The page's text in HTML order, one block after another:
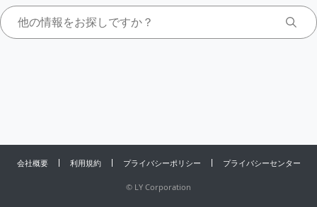
会社概要 利用規約 プライバシーポリシー プライバシーセンター
© LY Corporation